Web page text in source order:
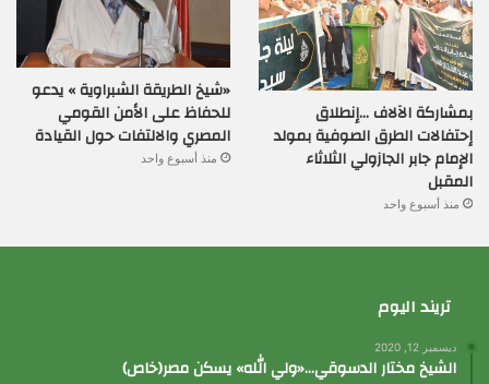
بمشاركة الآلاف …إنطلاق
إحتفالات الطرق الصوفية بمولد
الإمام جابر الجازولي الثلاثاء
المقبل
منذ أسبوع واحد
«شيخ الطريقة الشبراوية » يدعو
للحفاظ على الأمن القومي
المصري والالتفات حول القيادة
منذ أسبوع واحد
تريند اليوم
ديسمبر 12, 2020
الشيخ مختار الدسوقي…«ولي الله» يسكن مصر(خاص)